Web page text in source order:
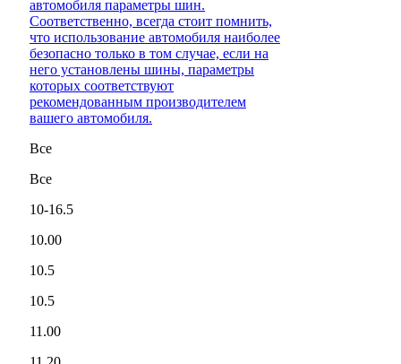
автомобиля параметры шин.
Соответственно, всегда стоит помнить,
что использование автомобиля наиболее
безопасно только в том случае, если на
него установлены шины, параметры
которых соответствуют
рекомендованным производителем
вашего автомобиля.
Все
Все
10-16.5
10.00
10.5
10.5
11.00